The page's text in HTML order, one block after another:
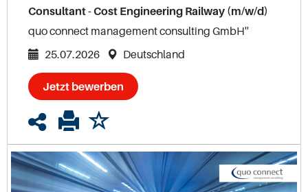
Consultant - Cost Engineering Railway (m/w/d)
quo connect management consulting GmbH''
25.07.2026
Deutschland
Jetzt bewerben